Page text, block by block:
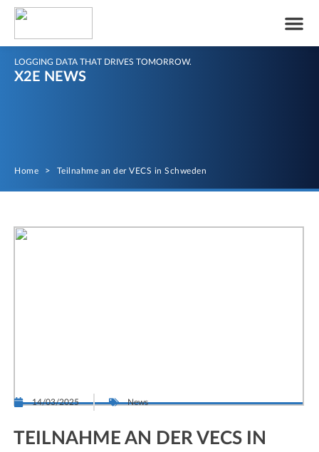
LOGGING DATA THAT DRIVES TOMORROW.
X2E NEWS
Home > Teilnahme an der VECS in Schweden
14/03/2025 News
TEILNAHME AN DER VECS IN